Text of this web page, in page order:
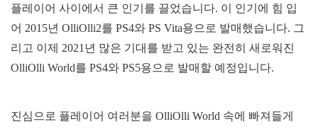
플레이어 사이에서 큰 인기를 끌었습니다. 이 인기에 힘 입
어 2015년 OlliOlli2를 PS4와 PS Vita용으로 발매했습니다. 그
리고 이제 2021년 많은 기대를 받고 있는 완전히 새로워진
OlliOlli World를 PS4와 PS5용으로 발매할 예정입니다.
진심으로 플레이어 여러분을 OlliOlli World 속에 빠져들게